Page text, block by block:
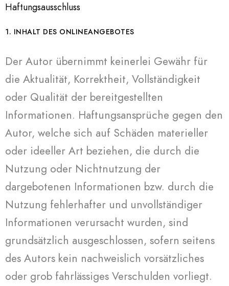
Haftungsausschluss
1. INHALT DES ONLINEANGEBOTES
Der Autor übernimmt keinerlei Gewähr für
die Aktualität, Korrektheit, Vollständigkeit
oder Qualität der bereitgestellten
Informationen. Haftungsansprüche gegen den
Autor, welche sich auf Schäden materieller
oder ideeller Art beziehen, die durch die
Nutzung oder Nichtnutzung der
dargebotenen Informationen bzw. durch die
Nutzung fehlerhafter und unvollständiger
Informationen verursacht wurden, sind
grundsätzlich ausgeschlossen, sofern seitens
des Autors kein nachweislich vorsätzliches
oder grob fahrlässiges Verschulden vorliegt.